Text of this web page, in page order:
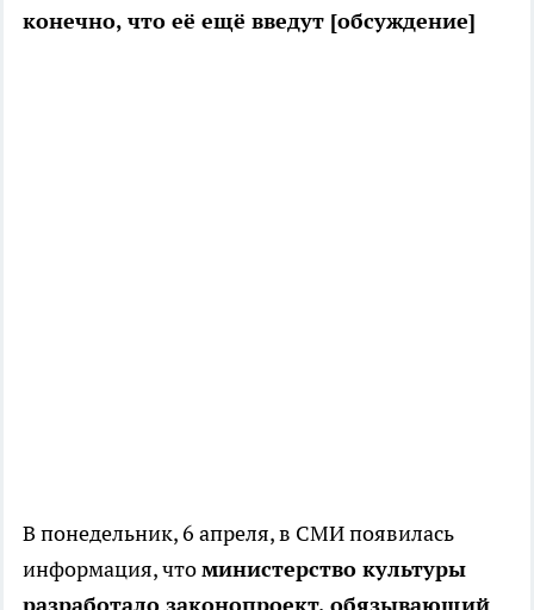
конечно, что её ещё введут [обсуждение]
В понедельник, 6 апреля, в СМИ появилась
информация, чтоминистерство культуры
разработало законопроект, обязывающий